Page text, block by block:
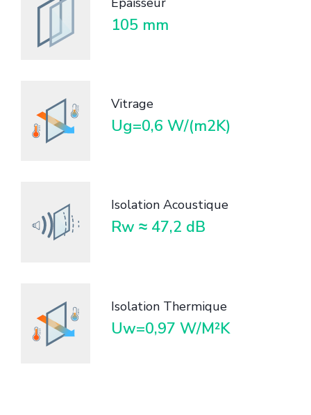
105 mm
Vitrage
Ug=0,6 W/(m2K)
Isolation Acoustique
Rw ≈ 47,2 dB
Isolation Thermique
Uw=0,97 W/M²K